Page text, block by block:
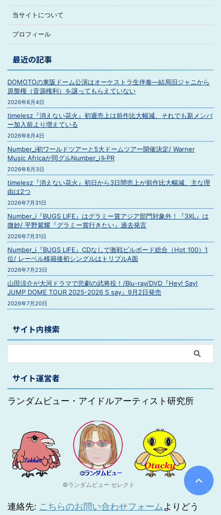
当サイトについて
プロフィール
最近の記事
DOMOTOの東阪ドーム公演はオーケストラ生伴奏―結局旧ジャニから
原盤権（音源権利）を譲ってもらえていない
2026年8月4日
timelesz『消えない花火』初週売上は前作比大幅減、それでも新メンバ
ー加入前より増えている
2026年8月4日
Number_i初ワールドツアーと5大ドームツアー開催決定/ Warner
Music Africaが同グルNumber_iをPR
2026年8月3日
timelesz『消えない花火』初日から3日間売上が前作比大幅減、主な理
由は2つ
2026年7月31日
Number_i『BUGS LIFE』はグラミー賞アジア部門対象外！『3XL』は
微妙/ 平野紫耀『グラミー賞行きたい』過去発言
2026年7月31日
Number_i『BUGS LIFE』CDなしで激戦ビルボード総合（Hot 100）1
位/ レーベル移籍後初シングルはトリプルA面
2026年7月23日
山田涼介が大河ドラマで悲劇の武将役！/Blu-ray/DVD『Hey! Say!
JUMP DOME TOUR 2025-2026 S say』9月2日発売
2026年7月20日
サイト内検索
サイト運営者
ランダムビュー・アイドルアーティスト研究所
©ランダムビュー セレクト
連絡先: こちらのお問い合わせフォームよりどう